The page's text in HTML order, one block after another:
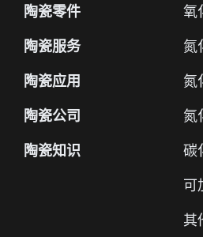
陶瓷零件
陶瓷服务
陶瓷应用
陶瓷公司
陶瓷知识
氧
氮
氮
氮
碳
可
其